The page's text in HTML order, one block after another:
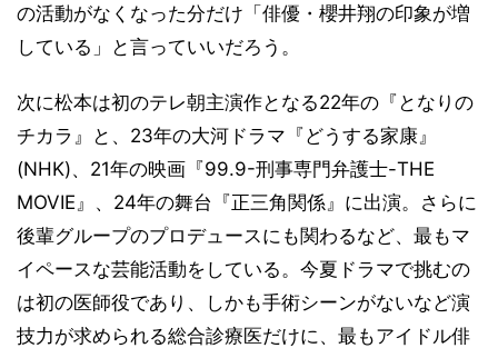
の活動がなくなった分だけ「俳優・櫻井翔の印象が増
している」と言っていいだろう。
次に松本は初のテレ朝主演作となる22年の『となりの
チカラ』と、23年の大河ドラマ『どうする家康』
(NHK)、21年の映画『99.9-刑事専門弁護士-THE
MOVIE』、24年の舞台『正三角関係』に出演。さらに
後輩グループのプロデュースにも関わるなど、最もマ
イペースな芸能活動をしている。今夏ドラマで挑むの
は初の医師役であり、しかも手術シーンがないなど演
技力が求められる総合診療医だけに、最もアイドル俳